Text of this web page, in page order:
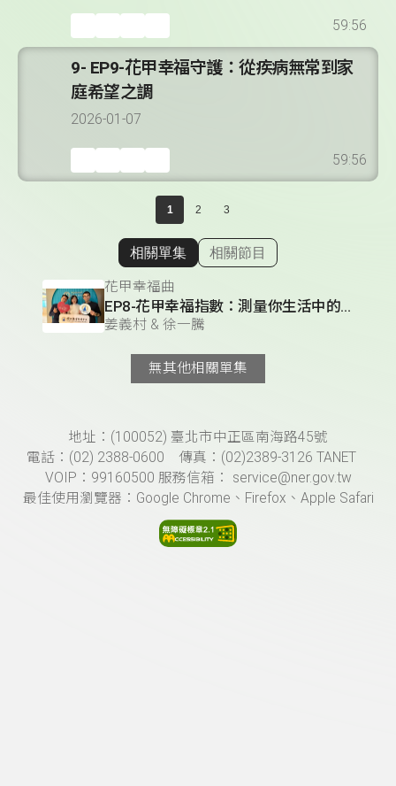
59:56
9- EP9-花甲幸福守護：從疾病無常到家
庭希望之調
2026-01-07
59:56
1 2 3
顯示相關單集
相關單集 相關節目
花甲幸福曲
EP8-花甲幸福指數：測量你生活中的幸福與休閒素養
姜義村 & 徐一騰
無其他相關單集
頁尾資訊地址：(100052) 臺北市中正區南海路45號
電話：(02) 2388-0600 傳真：(02)2389-3126 TANET
VOIP：99160500 服務信箱： service@ner.gov.tw
最佳使用瀏覽器：Google Chrome、Firefox、Apple Safari